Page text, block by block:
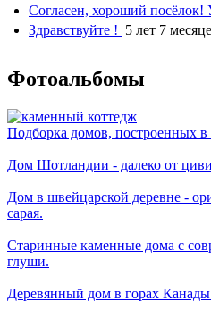
Согласен, хороший посёлок!
Здравствуйте ! 5 лет 7
Фотоальбомы
Подборка домов, построенных
Дом Шотландии - далеко от
Дом в швейцарской деревне -
сарая.
Старинные каменные дома с
глуши.
Деревянный дом в горах